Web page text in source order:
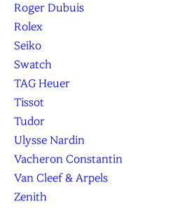
Roger Dubuis
Rolex
Seiko
Swatch
TAG Heuer
Tissot
Tudor
Ulysse Nardin
Vacheron Constantin
Van Cleef & Arpels
Zenith